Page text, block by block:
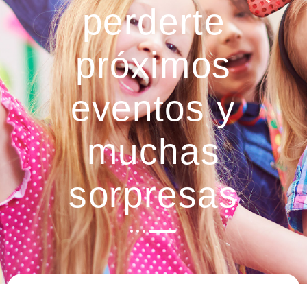
perderte
próximos
eventos y
muchas
sorpresas